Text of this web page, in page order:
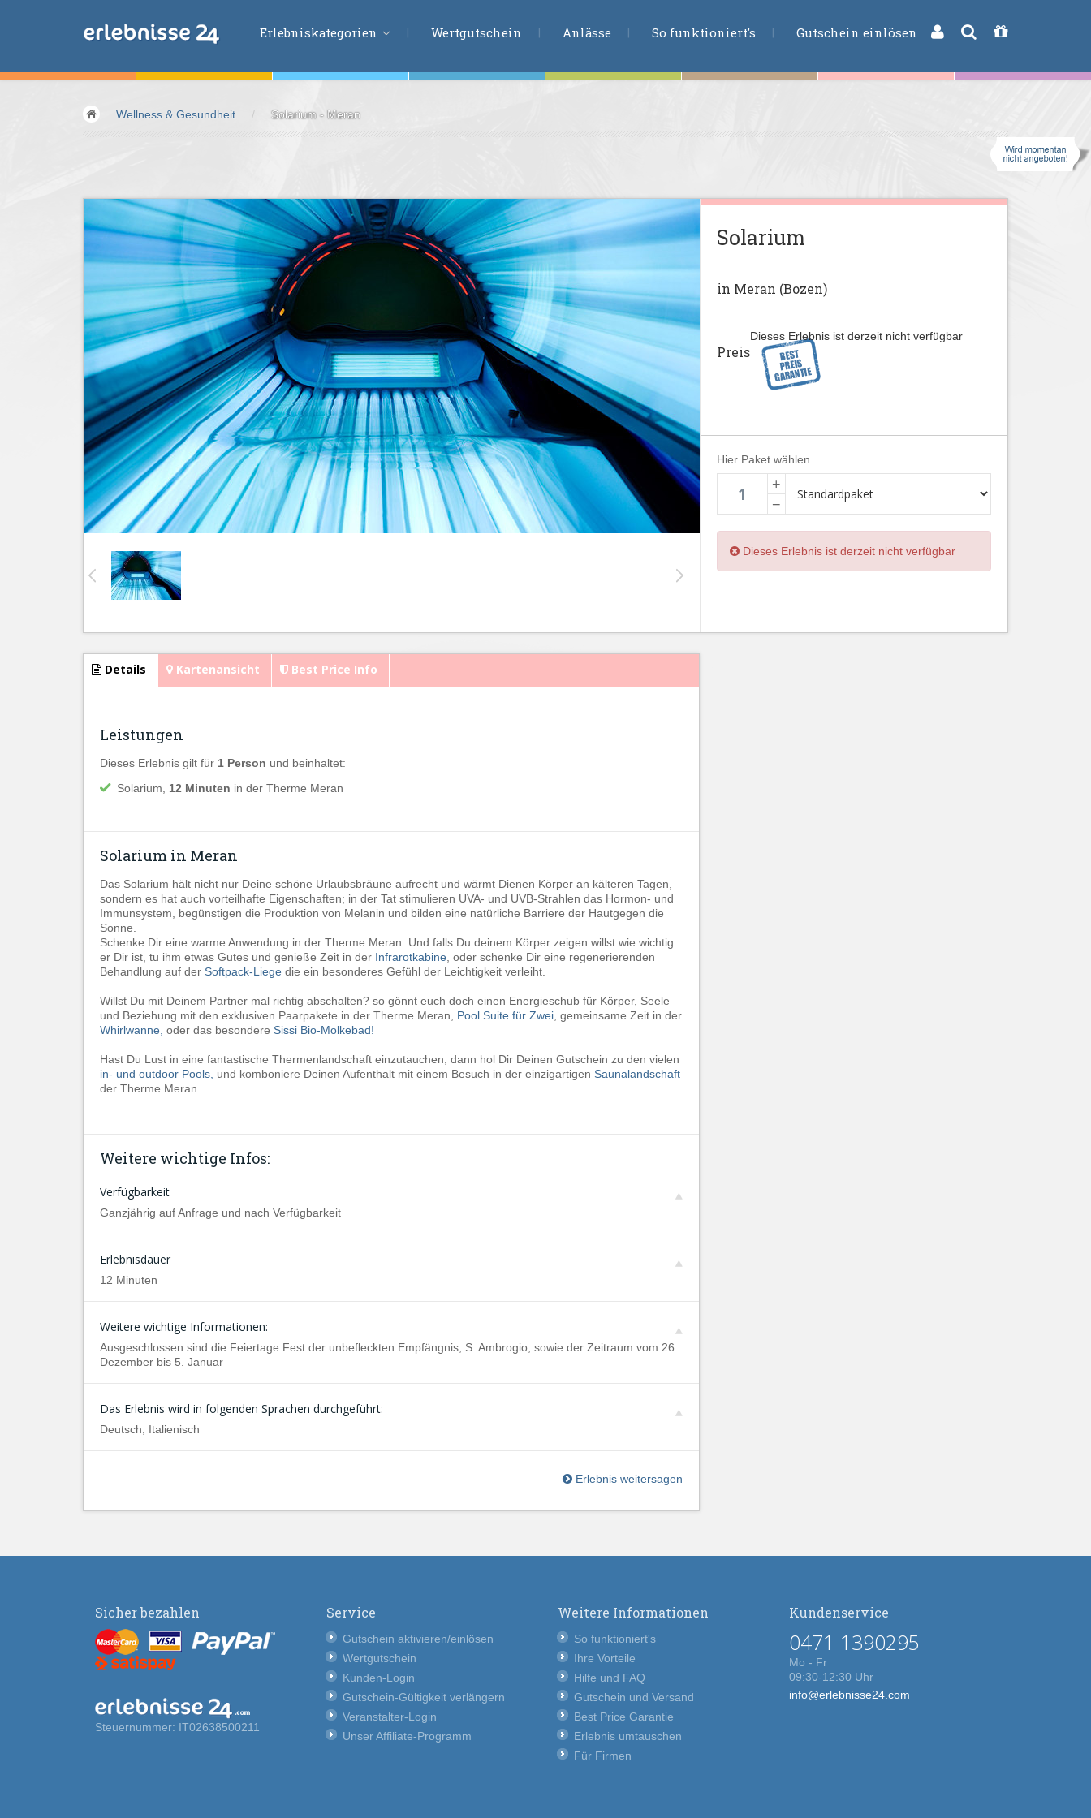
Erlebniskategorien
Fliegen &Gleiten
Sport &Fitness
Essen &Trinken
Wellness &Gesundheit
Wasser &
Lifestyle &
Kids &
Family
Übernachtungen
Wertgutschein Anlässe So funktioniert's Gutschein einlösen
Wellness & Gesundheit / Solarium - Meran
Solarium
in Meran (Bozen)
Dieses Erlebnis ist derzeit nicht verfügbar
Preis
Hier Paket wählen
+
−
Dieses Erlebnis ist derzeit nicht verfügbar
Details Kartenansicht Best Price Info
Leistungen
Dieses Erlebnis gilt für 1 Person und beinhaltet:
Solarium, 12 Minuten in der Therme Meran
Solarium in Meran
Das Solarium hält nicht nur Deine schöne Urlaubsbräune aufrecht und wärmt Dienen Körper an kälteren Tagen,
sondern es hat auch vorteilhafte Eigenschaften; in der Tat stimulieren UVA- und UVB-Strahlen das Hormon- und
Immunsystem, begünstigen die Produktion von Melanin und bilden eine natürliche Barriere der Hautgegen die
Sonne.
Schenke Dir eine warme Anwendung in der Therme Meran. Und falls Du deinem Körper zeigen willst wie wichtig
er Dir ist, tu ihm etwas Gutes und genieße Zeit in der Infrarotkabine , oder schenke Dir eine regenerierenden
Behandlung auf der Softpack-Liege die ein besonderes Gefühl der Leichtigkeit verleiht.
Willst Du mit Deinem Partner mal richtig abschalten? so gönnt euch doch einen Energieschub für Körper, Seele
und Beziehung mit den exklusiven Paarpakete in der Therme Meran, Pool Suite für Zwei , gemeinsame Zeit in der
Whirlwanne, oder das besondere Sissi Bio-Molkebad!
Hast Du Lust in eine fantastische Thermenlandschaft einzutauchen, dann hol Dir Deinen Gutschein zu den vielen
in- und outdoor Pools, und komboniere Deinen Aufenthalt mit einem Besuch in der einzigartigen Saunalandschaft
der Therme Meran.
Weitere wichtige Infos:
Verfügbarkeit
Ganzjährig auf Anfrage und nach Verfügbarkeit
Erlebnisdauer
12 Minuten
Weitere wichtige Informationen:
Ausgeschlossen sind die Feiertage Fest der unbefleckten Empfängnis, S. Ambrogio, sowie der Zeitraum vom 26.
Dezember bis 5. Januar
Das Erlebnis wird in folgenden Sprachen durchgeführt:
Deutsch, Italienisch
Erlebnis weitersagen
Sicher bezahlen
Steuernummer: IT02638500211
Service
Gutschein aktivieren/einlösen
Wertgutschein
Kunden-Login
Gutschein-Gültigkeit verlängern
Veranstalter-Login
Unser Affiliate-Programm
Weitere Informationen
So funktioniert's
Ihre Vorteile
Hilfe und FAQ
Gutschein und Versand
Best Price Garantie
Erlebnis umtauschen
Für Firmen
Kundenservice
0471 1390295
Mo - Fr
09:30-12:30 Uhr
info@erlebnisse24.com